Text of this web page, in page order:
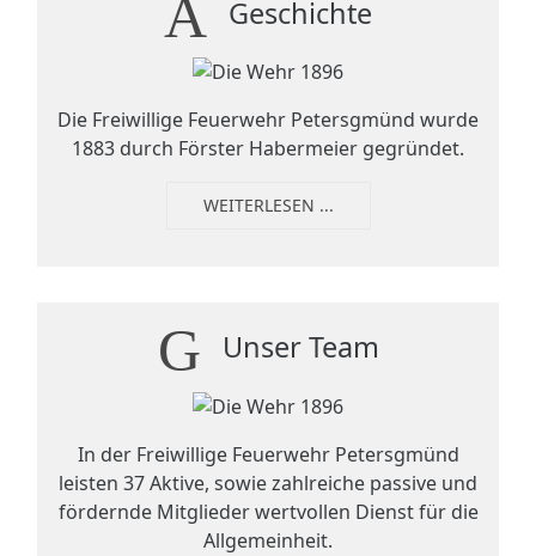
Geschichte
Die Freiwillige Feuerwehr Petersgmünd wurde
1883 durch Förster Habermeier gegründet.
WEITERLESEN ...
Unser Team
In der Freiwillige Feuerwehr Petersgmünd
leisten 37 Aktive, sowie zahlreiche passive und
fördernde Mitglieder wertvollen Dienst für die
Allgemeinheit.